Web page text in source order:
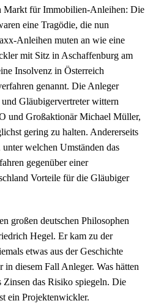
Markt für Immobilien-Anleihen: Die
eine Tragödie, die nun
Anleihen muten an wie eine
mit Sitz in Aschaffenburg am
Insolvenz in Österreich
genannt. Die Anleger
Gläubigervertreter wittern
und Großaktionär Michael Müller,
gering zu halten. Andererseits
welchen Umständen das
gegenüber einer
Vorteile für die Gläubiger
großen deutschen Philosophen
Hegel. Er kam zu der
etwas aus der Geschichte
diesem Fall Anleger. Was hätten
Zinsen das Risiko spiegeln. Die
ein Projektenwickler.